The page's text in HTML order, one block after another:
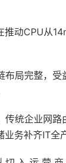
动CPU从
布局完整，受
传统企业网路
务补齐IT全